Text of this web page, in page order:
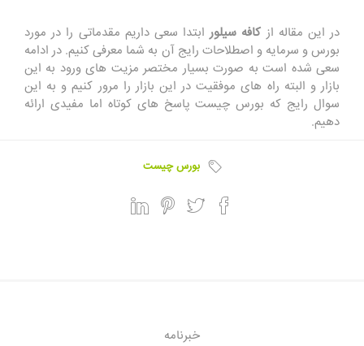
در این مقاله از کافه سیلور ابتدا سعی داریم مقدماتی را در مورد
بورس و سرمایه و اصطلاحات رایج آن به شما معرفی کنیم. در ادامه
سعی شده است به صورت بسیار مختصر مزیت های ورود به این
بازار و البته راه های موفقیت در این بازار را مرور کنیم و به این
سوال رایج که بورس چیست پاسخ های کوتاه اما مفیدی ارائه
دهیم.
بورس چیست
خبرنامه